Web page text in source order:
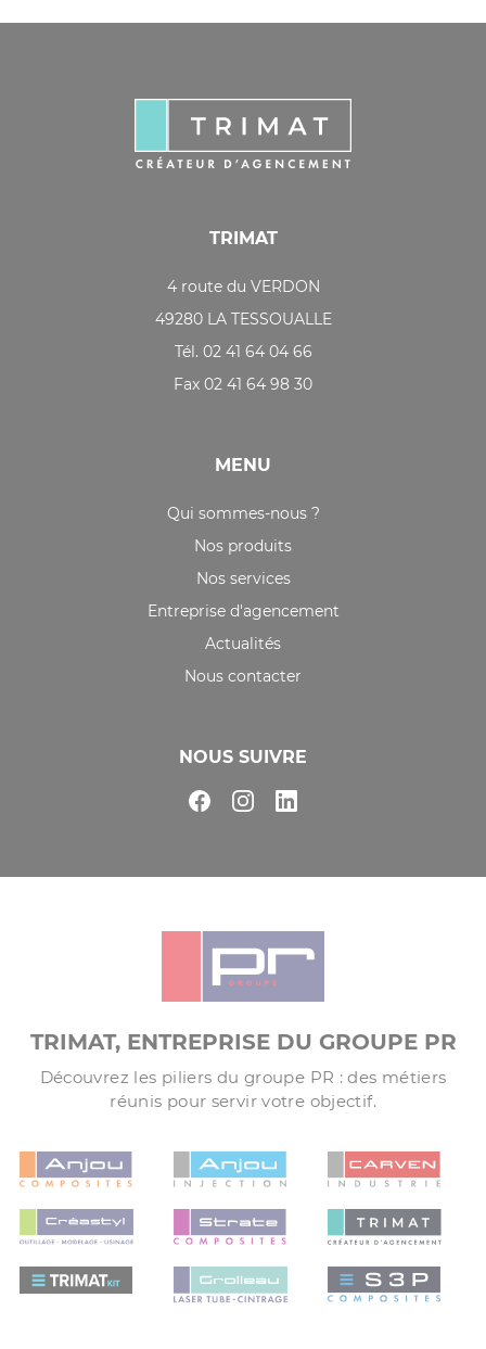
TRIMAT
4 route du VERDON
49280 LA TESSOUALLE
Tél. 02 41 64 04 66
Fax 02 41 64 98 30
MENU
Qui sommes-nous ?
Nos produits
Nos services
Entreprise d'agencement
Actualités
Nous contacter
NOUS SUIVRE
TRIMAT, ENTREPRISE DU GROUPE PR
Découvrez les piliers du groupe PR : des métiers
réunis pour servir votre objectif.